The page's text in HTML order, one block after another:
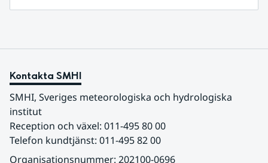
Kontakta SMHI
SMHI, Sveriges meteorologiska och hydrologiska
institut
Reception och växel: 011-495 80 00
Telefon kundtjänst: 011-495 82 00
Organisationsnummer: 202100-0696